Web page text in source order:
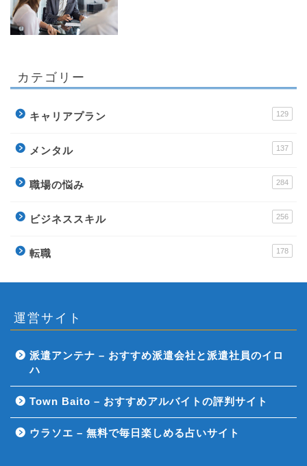
カテゴリー
キャリアプラン 129
メンタル 137
職場の悩み 284
ビジネススキル 256
転職 178
運営サイト
派遣アンテナ – おすすめ派遣会社と派遣社員のイロ
ハ
Town Baito – おすすめアルバイトの評判サイト
ウラソエ – 無料で毎日楽しめる占いサイト